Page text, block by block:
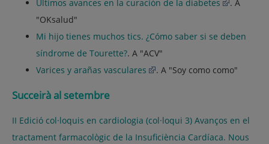
Últimos avances en la curación de la diabetes
. A
"OKsalud"
Mi hijo tienes muchos tics. ¿Cómo saber si se deben
síndrome de Tourette?. A "ACV"
Varices y arañas vasculares
. A "Soy como como"
Succeirà al setembre
II Edició col·loquis en cardiologia (col·loqui 3) Avanços en el
tractament farmacològic de la Insuficiència Cardíaca. Nous